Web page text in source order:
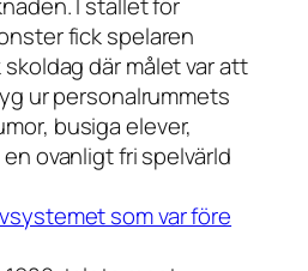
fick spelaren
där målet var att
ur personalrummets
busiga elever,
ovanligt fri spelvärld
som var före